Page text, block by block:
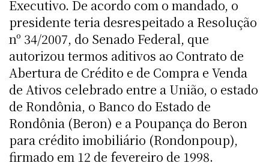
Executivo. De acordo com o mandado, o
presidente teria desrespeitado a Resolução
nº 34/2007, do Senado Federal, que
autorizou termos aditivos ao Contrato de
Abertura de Crédito e de Compra e Venda
de Ativos celebrado entre a União, o estado
de Rondônia, o Banco do Estado de
Rondônia (Beron) e a Poupança do Beron
para crédito imobiliário (Rondonpoup),
firmado em 12 de fevereiro de 1998.